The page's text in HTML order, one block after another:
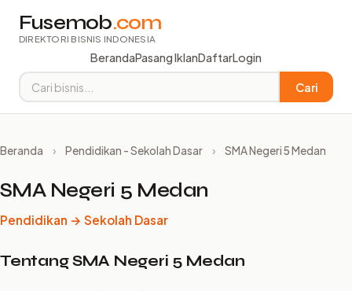
Fusemob.com
DIREKTORI BISNIS INDONESIA
BerandaPasang IklanDaftarLogin
Cari
Beranda › Pendidikan - Sekolah Dasar › SMA Negeri 5 Medan
SMA Negeri 5 Medan
Pendidikan → Sekolah Dasar
Tentang SMA Negeri 5 Medan